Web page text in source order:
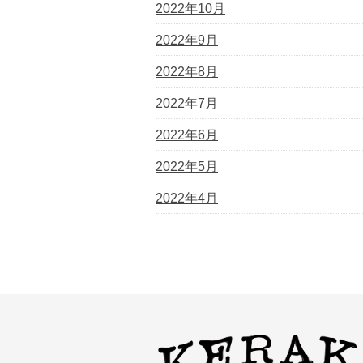
2022年10月
2022年9月
2022年8月
2022年7月
2022年6月
2022年5月
2022年4月